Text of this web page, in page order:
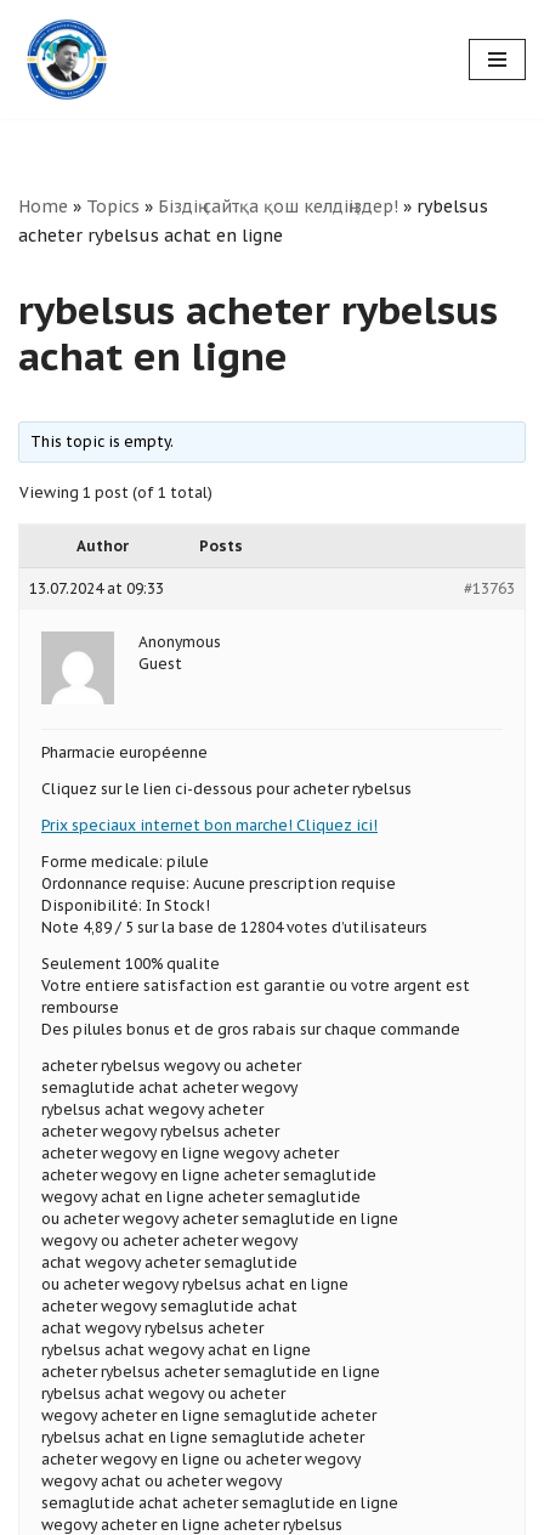
Skip
to
Home » Topics » Біздің сайтқа қош келдіңіздер! » rybelsus
acheter rybelsus achat en ligne
rybelsus acheter rybelsus
achat en ligne
This topic is empty.
Viewing 1 post (of 1 total)
Author Posts
13.07.2024 at 09:33 #13763
Anonymous
Guest
Pharmacie européenne
Cliquez sur le lien ci-dessous pour acheter rybelsus
Prix speciaux internet bon marche! Cliquez ici!
Forme medicale: pilule
Ordonnance requise: Aucune prescription requise
Disponibilité: In Stock!
Note 4,89 / 5 sur la base de 12804 votes d’utilisateurs
Seulement 100% qualite
Votre entiere satisfaction est garantie ou votre argent est
rembourse
Des pilules bonus et de gros rabais sur chaque commande
acheter rybelsus wegovy ou acheter
semaglutide achat acheter wegovy
rybelsus achat wegovy acheter
acheter wegovy rybelsus acheter
acheter wegovy en ligne wegovy acheter
acheter wegovy en ligne acheter semaglutide
wegovy achat en ligne acheter semaglutide
ou acheter wegovy acheter semaglutide en ligne
wegovy ou acheter acheter wegovy
achat wegovy acheter semaglutide
ou acheter wegovy rybelsus achat en ligne
acheter wegovy semaglutide achat
achat wegovy rybelsus acheter
rybelsus achat wegovy achat en ligne
acheter rybelsus acheter semaglutide en ligne
rybelsus achat wegovy ou acheter
wegovy acheter en ligne semaglutide acheter
rybelsus achat en ligne semaglutide acheter
acheter wegovy en ligne ou acheter wegovy
wegovy achat ou acheter wegovy
semaglutide achat acheter semaglutide en ligne
wegovy acheter en ligne acheter rybelsus